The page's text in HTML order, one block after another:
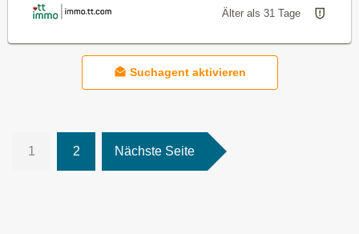
Älter als 31 Tage
Suchagent aktivieren
1 2 Nächste Seite